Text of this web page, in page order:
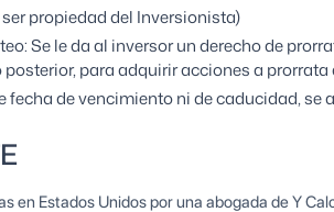
propiedad del Inversionista)
Se le da al inversor un derecho de
para adquirir acciones a
fecha de vencimiento ni de caducidad,
en Estados Unidos por una abogada de Y